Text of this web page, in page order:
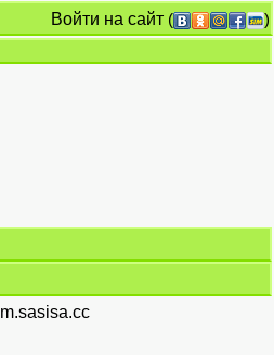
Войти на сайт (
)
m.sasisa.cc